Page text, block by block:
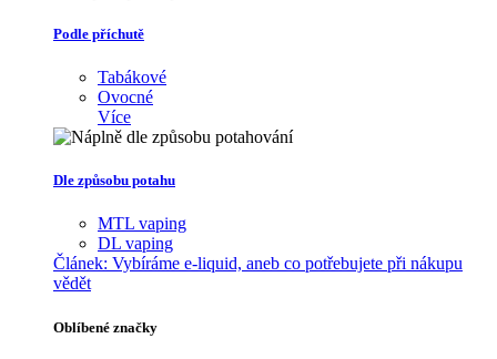
Podle příchutě
Tabákové
Ovocné
Více
Dle způsobu potahu
MTL vaping
DL vaping
Článek: Vybíráme e-liquid, aneb co potřebujete při nákupu
vědět
Oblíbené značky